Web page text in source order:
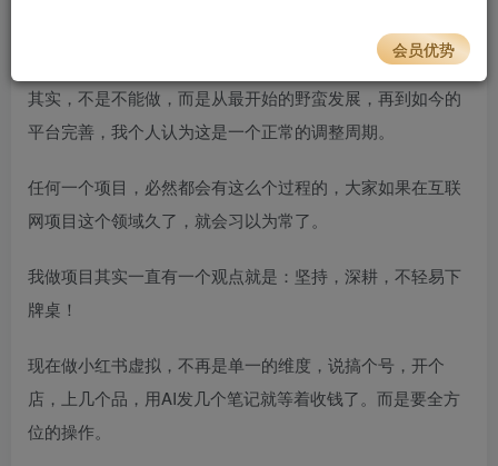
其实，不是不能做，而是从最开始的野蛮发展，再到如今的
平台完善，我个人认为这是一个正常的调整周期。
任何一个项目，必然都会有这么个过程的，大家如果在互联
网项目这个领域久了，就会习以为常了。
我做项目其实一直有一个观点就是：坚持，深耕，不轻易下
牌桌！
现在做小红书虚拟，不再是单一的维度，说搞个号，开个
店，上几个品，用AI发几个笔记就等着收钱了。而是要全方
位的操作。
会员优势